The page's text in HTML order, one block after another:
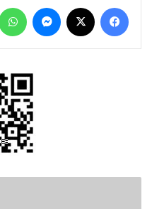
فيسبوك ماسنجر